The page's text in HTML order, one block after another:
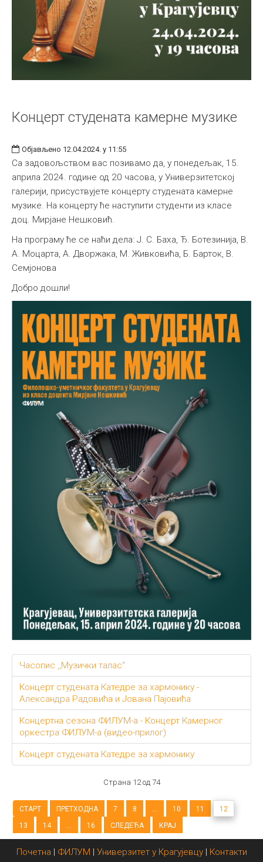
Концерт студената камерне музике
Објављено 12.04.2024. у 11:55
Са задовољством вас позивамо да, у понедељак, 15.
априла 2024. године од 20 часова, у Универзитетској
галерији, присуствујете концерту студената камерне
музике. На концерту ће наступити студенти из класе
доц. Мирјане Нешковић.
На програму ће се наћи дела: Ј. С. Баха, Ђ. Ботезинија, В.
А. Моцарта, А. Дворжака, М. Живковића, Б. Барток, В.
Семјонова
Добро дошли!
Часопис ,,Музички талас"
Концерт студената Катедре за хармонику -
Александра Радовића и Јованa Пајовићa
Концертна сезона ФИЛУМ-а - Концерт Камерног
оркестра ФИЛУМ-а (видео-прилог)
Концерт студената Катедре за хармонику
Страна 12 од 74
СТАРТ ПРЕТХОДНА 7 8 ... 10 11
12
13
14 ... 16 СЛЕДЕЋА КРАЈ
Почетна ФИЛУМ Универзитет у Крагујевцу| Контакти